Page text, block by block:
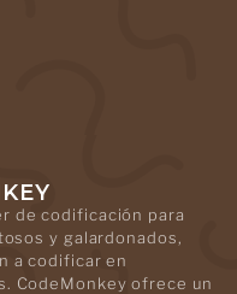
de codificación para
y galardonados,
a codificar en
CodeMonkey ofrece un